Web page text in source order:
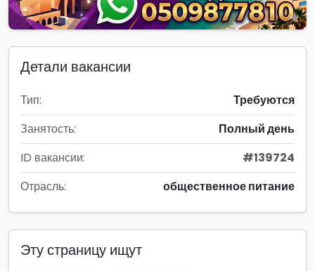
Детали вакансии
Тип:
Требуются
Занятость:
Полный день
ID вакансии:
#139724
Отрасль:
общественное питание
Эту страницу ищут